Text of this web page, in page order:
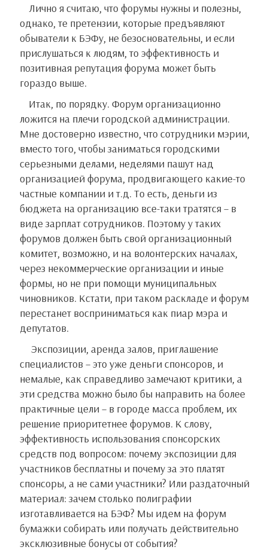
Лично я считаю, что форумы нужны и полезны,
однако, те претензии, которые предъявляют
обыватели к БЭФу, не безосновательны, и если
прислушаться к людям, то эффективность и
позитивная репутация форума может быть
гораздо выше.
Итак, по порядку. Форум организационно
ложится на плечи городской администрации.
Мне достоверно известно, что сотрудники мэрии,
вместо того, чтобы заниматься городскими
серьезными делами, неделями пашут над
организацией форума, продвигающего какие-то
частные компании и т.д. То есть, деньги из
бюджета на организацию все-таки тратятся – в
виде зарплат сотрудников. Поэтому у таких
форумов должен быть свой организационный
комитет, возможно, и на волонтерских началах,
через некоммерческие организации и иные
формы, но не при помощи муниципальных
чиновников. Кстати, при таком раскладе и форум
перестанет восприниматься как пиар мэра и
депутатов.
Экспозиции, аренда залов, приглашение
специалистов – это уже деньги спонсоров, и
немалые, как справедливо замечают критики, а
эти средства можно было бы направить на более
практичные цели – в городе масса проблем, их
решение приоритетнее форумов. К слову,
эффективность использования спонсорских
средств под вопросом: почему экспозиции для
участников бесплатны и почему за это платят
спонсоры, а не сами участники? Или раздаточный
материал: зачем столько полиграфии
изготавливается на БЭФ? Мы идем на форум
бумажки собирать или получать действительно
эксклюзивные бонусы от события?